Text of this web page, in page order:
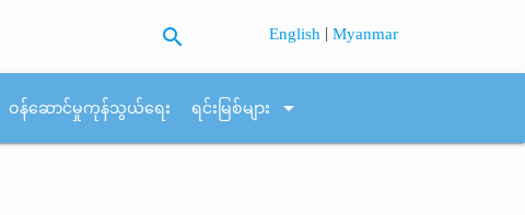
search English |Myanmar
ဝန်ဆောင်မှုကုန်သွယ်ရေး ရင်းမြစ်များ arrow_drop_down